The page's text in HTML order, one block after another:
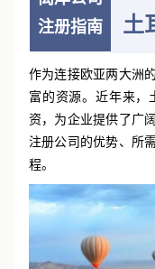
离岸公司
NO.
作为连接欧亚两大洲
富的资源。近年来，
资，为企业提供了广
注册公司的优势、所
程。